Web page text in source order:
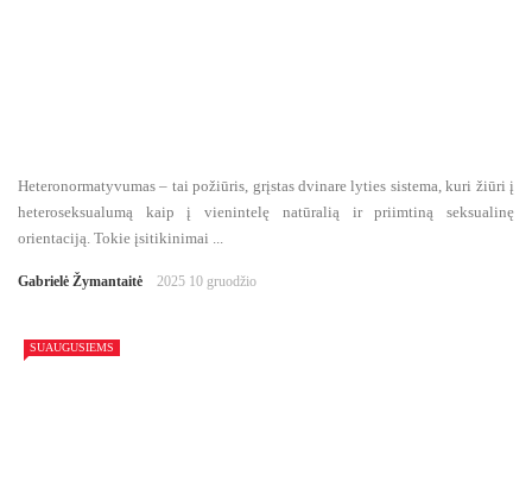
Heteronormatyvumas – tai požiūris, grįstas dvinare lyties sistema, kuri žiūri į
heteroseksualumą kaip į vienintelę natūralią ir priimtiną seksualinę
orientaciją. Tokie įsitikinimai ...
Gabrielė Žymantaitė 2025 10 gruodžio
SUAUGUSIEMS